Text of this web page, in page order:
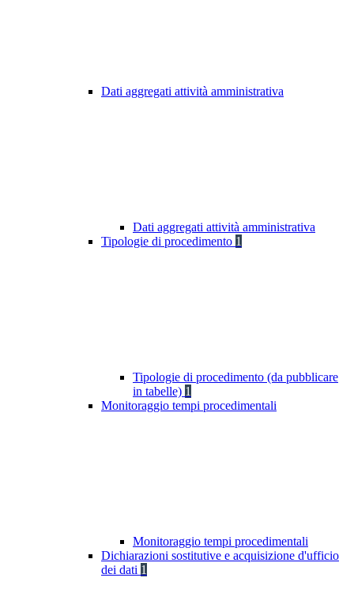
Dati aggregati attività amministrativa
Dati aggregati attività amministrativa
Tipologie di procedimento 1
Tipologie di procedimento (da pubblicare
in tabelle) 1
Monitoraggio tempi procedimentali
Monitoraggio tempi procedimentali
Dichiarazioni sostitutive e acquisizione d'ufficio
dei dati 1